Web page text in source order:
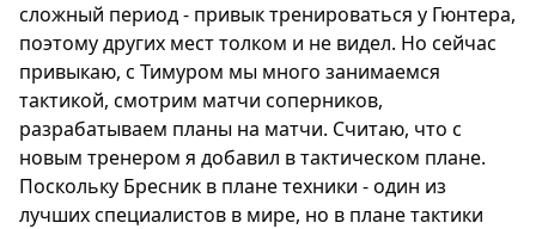
сложный период - привык тренироваться у Гюнтера,
поэтому других мест толком и не видел. Но сейчас
привыкаю, с Тимуром мы много занимаемся
тактикой, смотрим матчи соперников,
разрабатываем планы на матчи. Считаю, что с
новым тренером я добавил в тактическом плане.
Поскольку Бресник в плане техники - один из
лучших специалистов в мире, но в плане тактики